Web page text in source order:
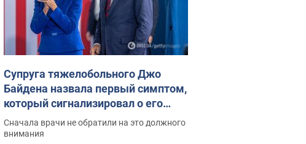
Супруга тяжелобольного Джо
Байдена назвала первый симптом,
который сигнализировал о его
"агрессивном" раке
Сначала врачи не обратили на это должного
внимания